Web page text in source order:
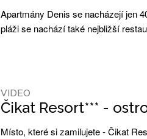
Apartmány Denis se nacházejí jen
pláži se nachází také nejbližší
VIDEO
Čikat Resort*** -
Místo, které si zamilujete - Čikat